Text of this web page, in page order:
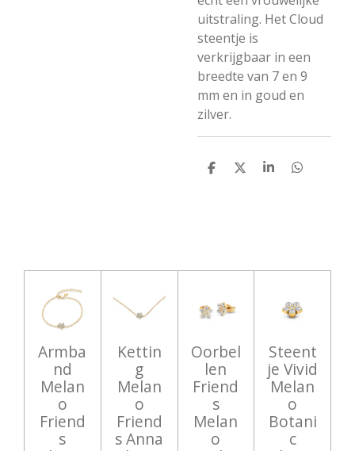
uitstraling. Het Cloud
steentje is
verkrijgbaar in een
breedte van 7 en 9
mm en in goud en
zilver.
D
D
S
D
Armba
nd
Melan
o
Friend
s
Kettin
g
Melan
o
Friend
s Anna
Oorbel
len
Friend
s
Melan
o
Steent
je Vivid
Melan
o
Botani
c